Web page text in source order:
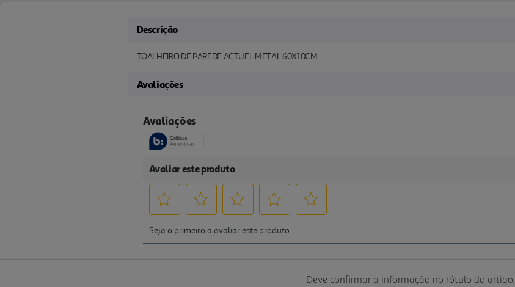
Descrição
TOALHEIRO DE PAREDE ACTUEL METAL 60X10CM
Avaliações
Deve confirmar a informação no rótulo do artigo.